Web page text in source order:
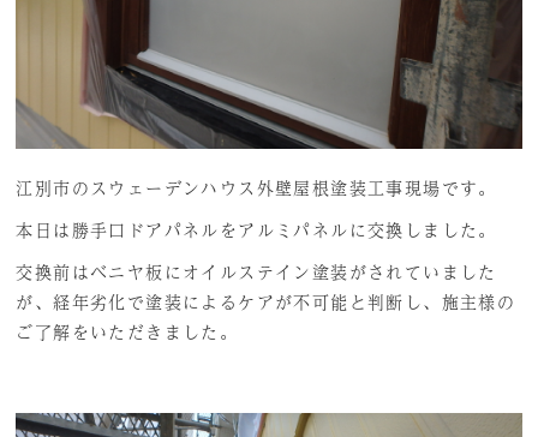
江別市のスウェーデンハウス外壁屋根塗装工事現場です。
本日は勝手口ドアパネルをアルミパネルに交換しました。
交換前はベニヤ板にオイルステイン塗装がされていました
が、経年劣化で塗装によるケアが不可能と判断し、施主様の
ご了解をいただきました。